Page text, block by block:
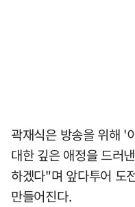
곽재식은 방송을 위해 '
대한 깊은 애정을 드러
하겠다"며 앞다투어 도
만들어진다.